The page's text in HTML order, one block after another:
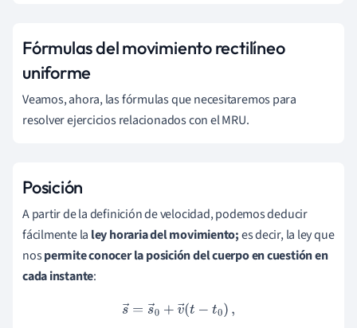
Fórmulas del movimiento rectilíneo
uniforme
Veamos, ahora, las fórmulas que necesitaremos para
resolver ejercicios relacionados con el MRU.
Posición
A partir de la definición de velocidad, podemos deducir
fácilmente la ley horaria del movimiento;es decir, la ley que
nospermite conocer la posición del cuerpo en cuestión en
cada instante:
s→ =s→0+v→( t−t 0),